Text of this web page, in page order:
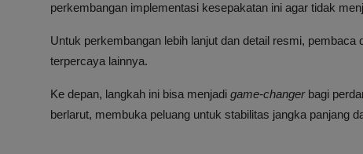
perkembangan implementasi kesepakatan ini agar tidak
Untuk perkembangan lebih lanjut dan detail resmi, pembaca
terpercaya lainnya.
Ke depan, langkah ini bisa menjadi game-changerbagi
berlarut, membuka peluang untuk stabilitas jangka panjang